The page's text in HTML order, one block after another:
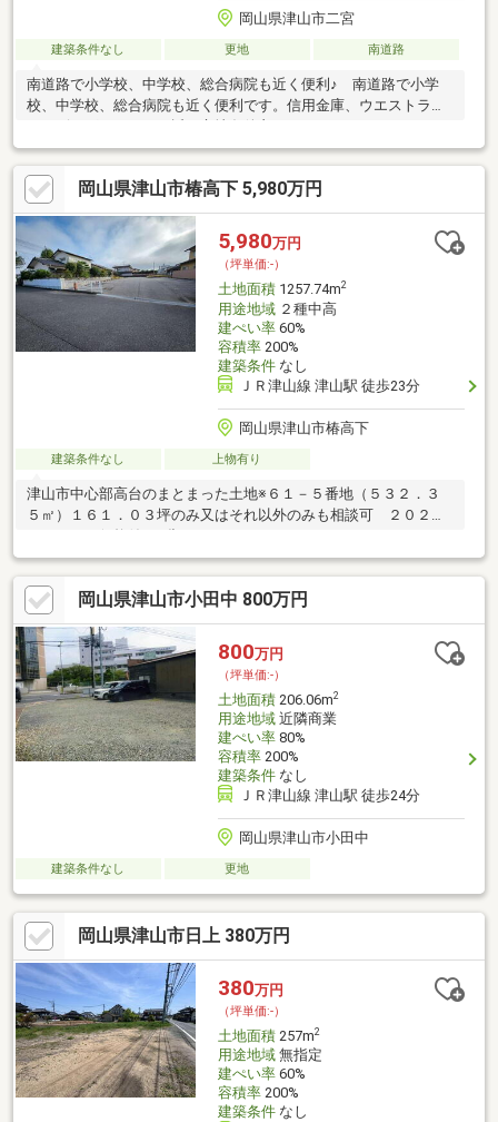
岡山県津山市二宮
建築条件なし 更地 南道路
南道路で小学校、中学校、総合病院も近く便利♪ 南道路で小学
校、中学校、総合病院も近く便利です。信用金庫、ウエストラン
ド、ビッグやコメリも近く立地条件良いです。
岡山県津山市椿高下 5,980万円
5,980万円
（坪単価:-）
土地面積1257.74m2
用途地域２種中高
建ぺい率60%
容積率200%
建築条件なし
ＪＲ津山線 津山駅 徒歩23分
岡山県津山市椿高下
建築条件なし 上物有り
津山市中心部高台のまとまった土地※６１－５番地（５３２．３
５㎡）１６１．０３坪のみ又はそれ以外のみも相談可 ２０２６
／２／２ 価格値下げ訂正 ６８，０００，０００円 → ５
９，８００，０００円へ津山市中心部高台のまとまった土地※６
１－５番地（５３２．３５㎡）１６１．０３坪のみ又はそれ以外
のみも相談可岡山県津山市小田中 800万円
800万円
（坪単価:-）
土地面積206.06m2
用途地域近隣商業
建ぺい率80%
容積率200%
建築条件なし
ＪＲ津山線 津山駅 徒歩24分
岡山県津山市小田中
建築条件なし 更地
岡山県津山市日上 380万円
380万円
（坪単価:-）
土地面積257m2
用途地域無指定
建ぺい率60%
容積率200%
建築条件なし